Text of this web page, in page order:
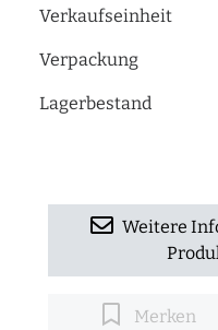
Verkaufseinheit
Verpackung
Lagerbestand
Weitere
Merken